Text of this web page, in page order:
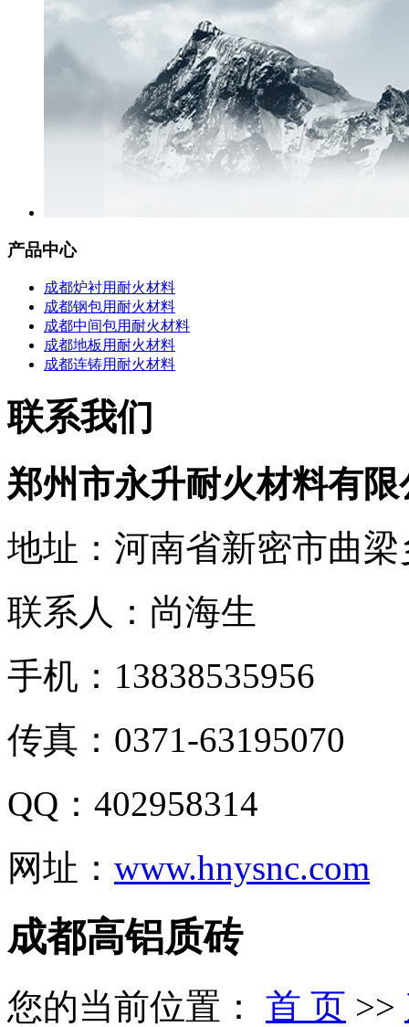
产品中心
成都炉衬用耐火材料
成都钢包用耐火材料
成都中间包用耐火材料
成都地板用耐火材料
成都连铸用耐火材料
联系我们
郑州市永升耐火材料有限
地址：河南省新密市曲
联系人：尚海生
手机：13838535956
传真：0371-63195070
QQ：402958314
网址： www.hnysnc.com
成都高铝质砖
您的当前位置： 首 页 >>